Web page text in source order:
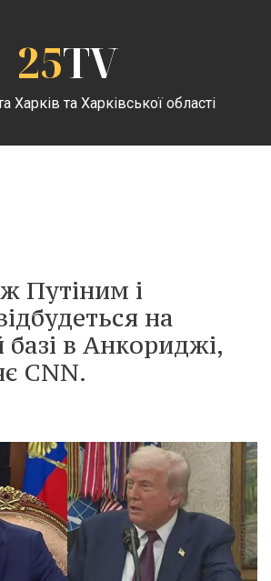
25TV
Харків та Харківської області
Путіним і
на
базі в Анкориджі,
CNN.